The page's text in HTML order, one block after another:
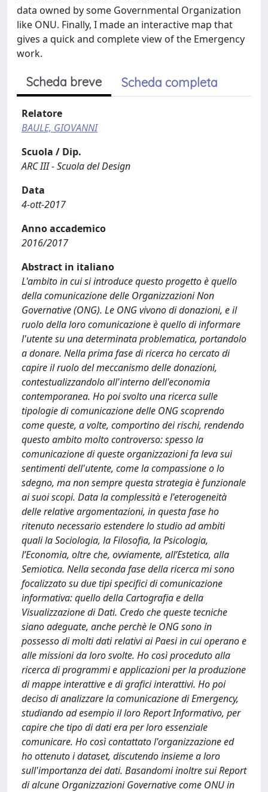
data owned by some Governmental Organization
like ONU. Finally, I made an interactive map that
gives a quick and complete view of the Emergency
work.
Scheda breve Scheda completa
Relatore
BAULE, GIOVANNI
Scuola / Dip.
ARC III - Scuola del Design
Data
4-ott-2017
Anno accademico
2016/2017
Abstract in italiano
L'ambito in cui si introduce questo progetto è quello
della comunicazione delle Organizzazioni Non
Governative (ONG). Le ONG vivono di donazioni, e il
ruolo della loro comunicazione è quello di informare
l'utente su una determinata problematica, portandolo
a donare. Nella prima fase di ricerca ho cercato di
capire il ruolo del meccanismo delle donazioni,
contestualizzandolo all'interno dell'economia
contemporanea. Ho poi svolto una ricerca sulle
tipologie di comunicazione delle ONG scoprendo
come queste, a volte, comportino dei rischi, rendendo
questo ambito molto controverso: spesso la
comunicazione di queste organizzazioni fa leva sui
sentimenti dell'utente, come la compassione o lo
sdegno, ma non sempre questa strategia è funzionale
ai suoi scopi. Data la complessità e l'eterogeneità
delle relative argomentazioni, in questa fase ho
ritenuto necessario estendere lo studio ad ambiti
quali la Sociologia, la Filosofia, la Psicologia,
l’Economia, oltre che, ovviamente, all’Estetica, alla
Semiotica. Nella seconda fase della ricerca mi sono
focalizzato su due tipi specifici di comunicazione
informativa: quello della Cartografia e della
Visualizzazione di Dati. Credo che queste tecniche
siano adeguate, anche perchè le ONG sono in
possesso di molti dati relativi ai Paesi in cui operano e
alle missioni da loro svolte. Ho così proceduto alla
ricerca di programmi e applicazioni per la produzione
di mappe interattive e di grafici interattivi. Ho poi
deciso di analizzare la comunicazione di Emergency,
studiando ad esempio il loro Report Informativo, per
capire che tipo di dati era per loro essenziale
comunicare. Ho così contattato l'organizzazione ed
ho ottenuto i dataset, discutendo insieme a loro
sull'importanza dei dati. Basandomi inoltre sui Report
di alcune Organizzazioni Governative come ONU in